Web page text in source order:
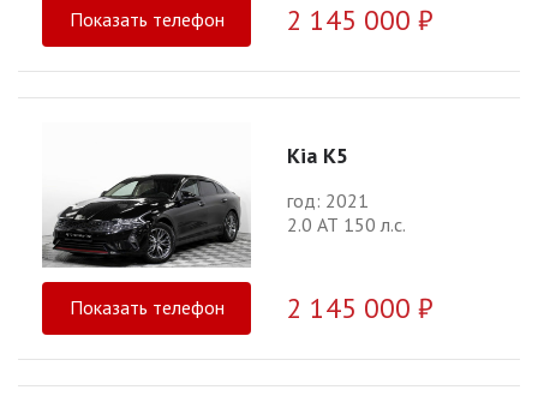
Показать телефон 2 145 000 ₽
Kia K5
год: 2021
2.0 АТ 150 л.с.
Показать телефон 2 145 000 ₽